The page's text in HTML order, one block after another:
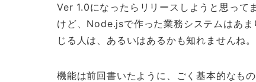
Ver 1.0になったらリリースしようと思って
けど、Node.jsで作った業務システムはあ
じる人は、あるいはあるかも知れませんね。
機能は前回書いたように、ごく基本的なもの